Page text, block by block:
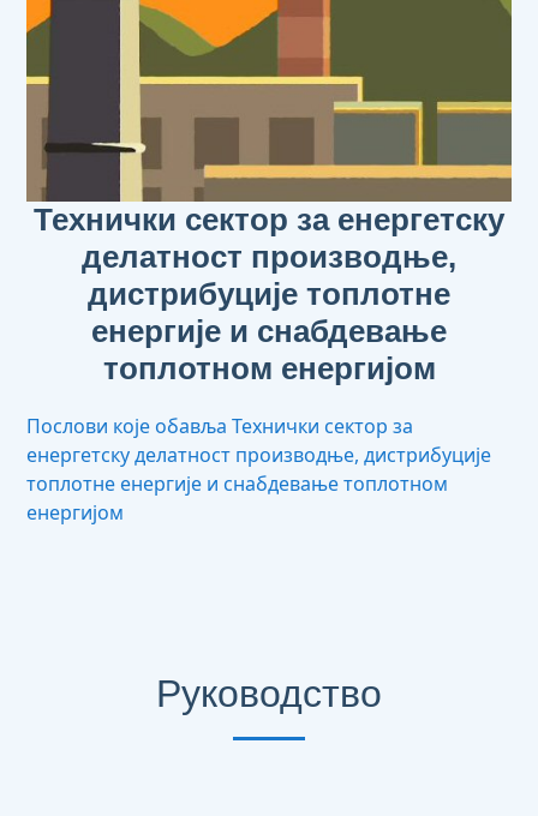
Технички сектор за енергетску
делатност производње,
дистрибуције топлотне
енергије и снабдевање
топлотном енергијом
Послови које обавља Технички сектор за
енергетску делатност производње, дистрибуције
топлотне енергије и снабдевање топлотном
енергијом
Руководство